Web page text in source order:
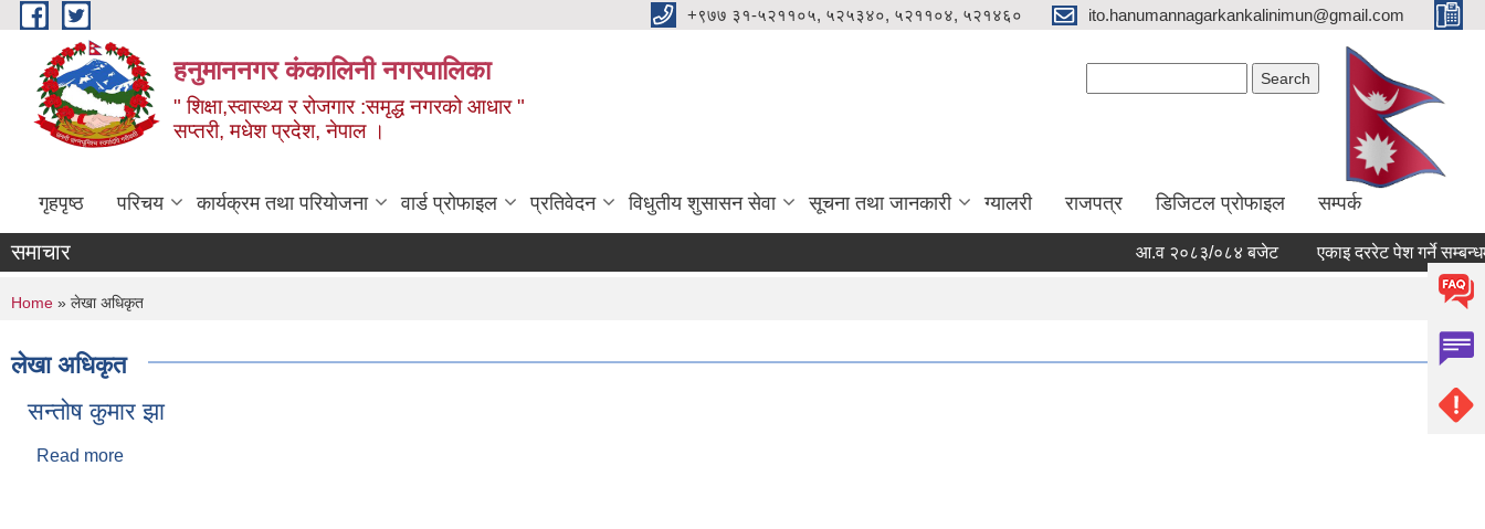
Skip to main content +९७७ ३१-५२११०५, ५२५३४०, ५२११०४, ५२१४६० ito.hanumannagarkankalinimun@gmail.com
हनुमाननगर कंकालिनी नगरपालिका
" शिक्षा,स्वास्थ्य र रोजगार :समृद्ध नगरको आधार "
सप्तरी, मधेश प्रदेश, नेपाल ।
गृहपृष्ठ परिचय कार्यक्रम तथा परियोजना वार्ड प्रोफाइल प्रतिवेदन विधुतीय शुसासन सेवा सूचना तथा जानकारी ग्यालरी राजपत्र डिजिटल प्रोफाइल सम्पर्क
समाचार आ.व २०८३/०८४ बजेट एकाइ दररेट पेश गर्ने सम्बन्धमा
You are here
Home » लेखा अधिकृत
लेखा अधिकृत
सन्तोष कुमार झा
Read more